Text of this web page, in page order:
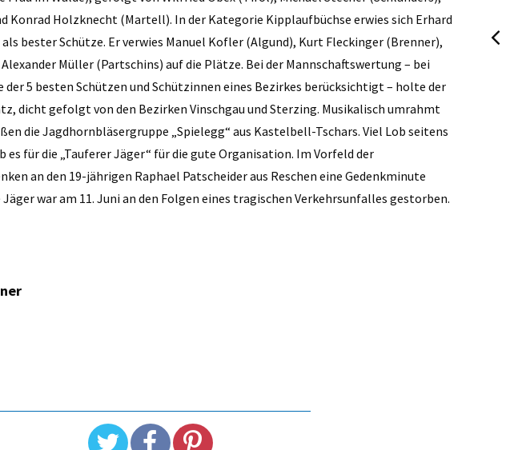
Konrad Holzknecht (Martell). In der Kategorie Kipplaufbüchse erwies sich Erhard
bester Schütze. Er verwies Manuel Kofler (Algund), Kurt Fleckinger (Brenner),
Müller (Partschins) auf die Plätze. Bei der Mannschaftswertung – bei
der 5 besten Schützen und Schützinnen eines Bezirkes berücksichtigt – holte der
dicht gefolgt von den Bezirken Vinschgau und Sterzing. Musikalisch umrahmt
die Jagdhornbläsergruppe „Spielegg“ aus Kastelbell-Tschars. Viel Lob seitens
es für die „Tauferer Jäger“ für die gute Organisation. Im Vorfeld der
an den 19-jährigen Raphael Patscheider aus Reschen eine Gedenkminute
war am 11. Juni an den Folgen eines tragischen Verkehrsunfalles gestorben.